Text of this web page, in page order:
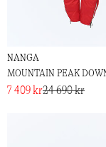
NANGA
MOUNTAIN PEAK
7 409 kr24 690 kr